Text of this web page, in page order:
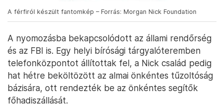
A férfiról készült fantomkép – Forrás: Morgan Nick Foundation
A nyomozásba bekapcsolódott az állami rendőrség
és az FBI is. Egy helyi bírósági tárgyalóteremben
telefonközpontot állítottak fel, a Nick család pedig
hat hétre beköltözött az almai önkéntes tűzoltóság
bázisára, ott rendezték be az önkéntes segítők
főhadiszállását.